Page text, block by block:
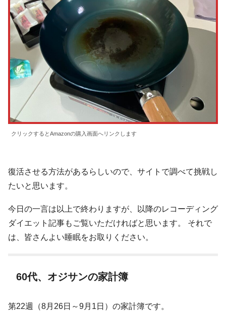
クリックするとAmazonの購入画面へリンクします
復活させる方法があるらしいので、サイトで調べて挑戦し
たいと思います。
今日の一言は以上で終わりますが、以降のレコーディング
ダイエット記事もご覧いただければと思います。 それで
は、皆さんよい睡眠をお取りください。
60代、オジサンの家計簿
第22週（8月26日～9月1日）の家計簿です。